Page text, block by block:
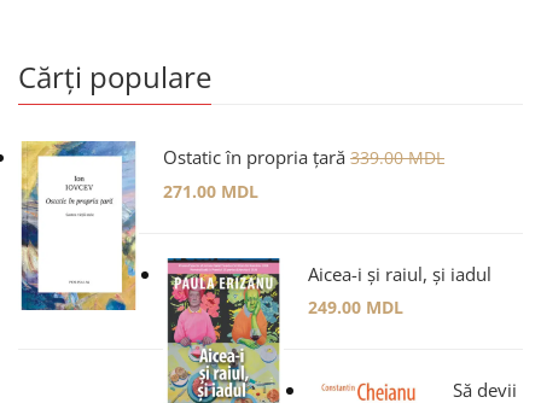
Cărți populare
Ostatic în propria țară 339.00MDL
271.00 MDL
Aicea-i și raiul, și iadul
249.00 MDL
Să devii